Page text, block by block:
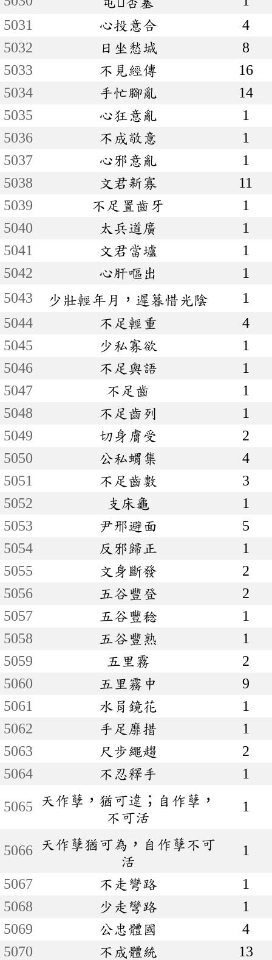
5031
心投意合
4
5032
日坐愁城
8
5033
不見經傳
16
5034
手忙腳亂
14
5035
心狂意亂
1
5036
不成敬意
1
5037
心邪意亂
1
5038
文君新寡
11
5039
不足置齒牙
1
5040
太兵道廣
1
5041
文君當壚
1
5042
心肝嘔出
1
5043
少壯輕年月，遲暮惜光陰
1
5044
不足輕重
4
5045
少私寡欲
1
5046
不足與語
1
5047
不足齒
1
5048
不足齒列
1
5049
切身膚受
2
5050
公私蝟集
4
5051
不足齒數
3
5052
支床龜
1
5053
尹邢避面
5
5054
反邪歸正
1
5055
文身斷發
2
5056
五谷豐登
2
5057
五谷豐稔
1
5058
五谷豐熟
1
5059
五里霧
2
5060
五里霧中
9
5061
水肙鏡花
1
5062
手足靡措
1
5063
尺步繩趨
2
5064
不忍釋手 1
5065
天作孽，猶可違；自作孽，
不可活
1
5066
天作孽猶可為，自作孽不可
活
1
5067 不走彎路
1
5068
少走彎路
1
5069
公忠體國
4
5070
不成體統
13